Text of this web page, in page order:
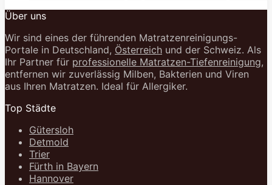
Über uns
Wir sind eines der führenden Matratzenreinigungs-
Portale in Deutschland, Österreich und der Schweiz. Als
Ihr Partner für professionelle Matratzen-Tiefenreinigung,
entfernen wir zuverlässig Milben, Bakterien und Viren
aus Ihren Matratzen. Ideal für Allergiker.
Top Städte
Gütersloh
Detmold
Trier
Fürth in Bayern
Hannover